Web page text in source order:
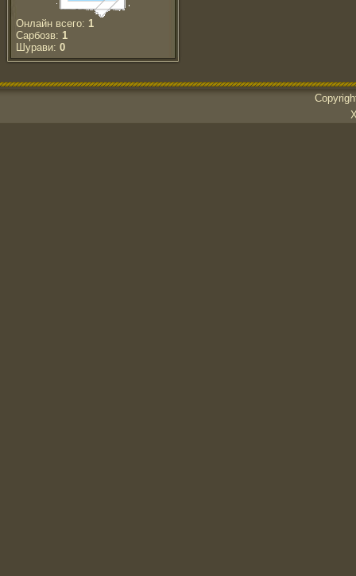
Онлайн всего: 1
Сарбозв: 1
Шурави: 0